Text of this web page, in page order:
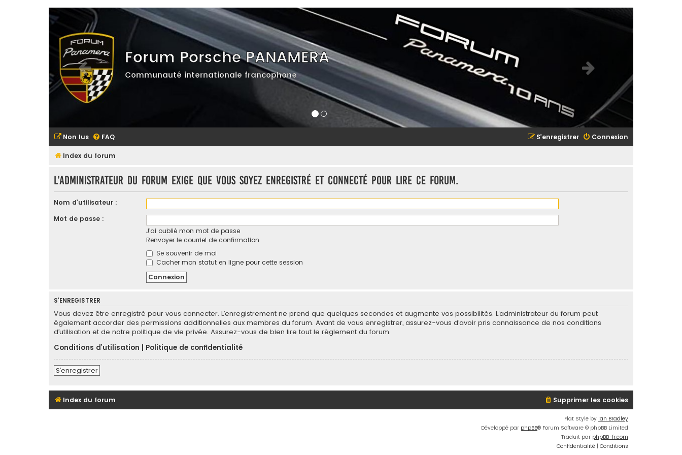
Forum Porsche PANAMERA
Communauté internationale francophone
Non lus FAQ Connexion
S’enregistrer
Index du forum
L’administrateur du forum exige que vous soyez enregistré et connecté pour lire ce forum.
Nom d’utilisateur :
Mot de passe :
J’ai oublié mon mot de passe
Renvoyer le courriel de confirmation
Se souvenir de moi
Cacher mon statut en ligne pour cette session
S’ENREGISTRER
Vous devez être enregistré pour vous connecter. L’enregistrement ne prend que quelques secondes et augmente vos possibilités. L’administrateur du forum peut
également accorder des permissions additionnelles aux membres du forum. Avant de vous enregistrer, assurez-vous d’avoir pris connaissance de nos conditions
d’utilisation et de notre politique de vie privée. Assurez-vous de bien lire tout le règlement du forum.
Conditions d’utilisation | Politique de confidentialité
S’enregistrer
Index du forum Supprimer les cookies
Flat Style by Ian Bradley
Développé par phpBB® Forum Software © phpBB Limited
Traduit par phpBB-fr.com
Confidentialité | Conditions